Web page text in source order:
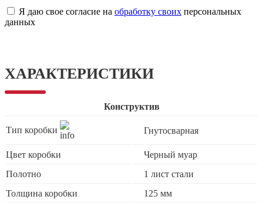
Я даю свое согласие на обработку своих персональных
данных
ХАРАКТЕРИСТИКИ
Конструктив
Тип коробки Гнутосварная
Цвет коробки
Черный муар
Полотно
1 лист стали
Толщина коробки
125 мм